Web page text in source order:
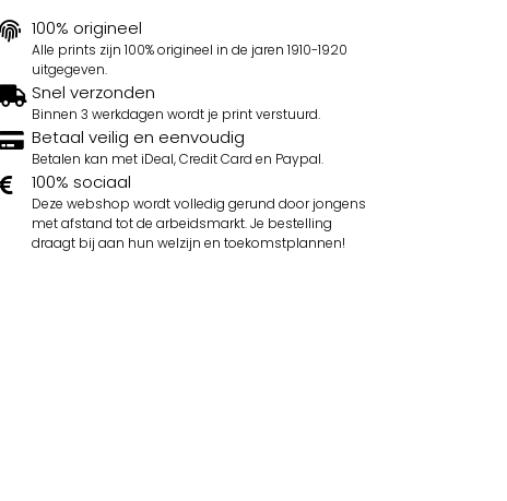
100% origineel
Alle prints zijn 100% origineel in de jaren 1910-1920
uitgegeven.
Snel verzonden
Binnen 3 werkdagen wordt je print verstuurd.
Betaal veilig en eenvoudig
Betalen kan met iDeal, Credit Card en Paypal.
100% sociaal
Deze webshop wordt volledig gerund door jongens
met afstand tot de arbeidsmarkt. Je bestelling
draagt bij aan hun welzijn en toekomstplannen!